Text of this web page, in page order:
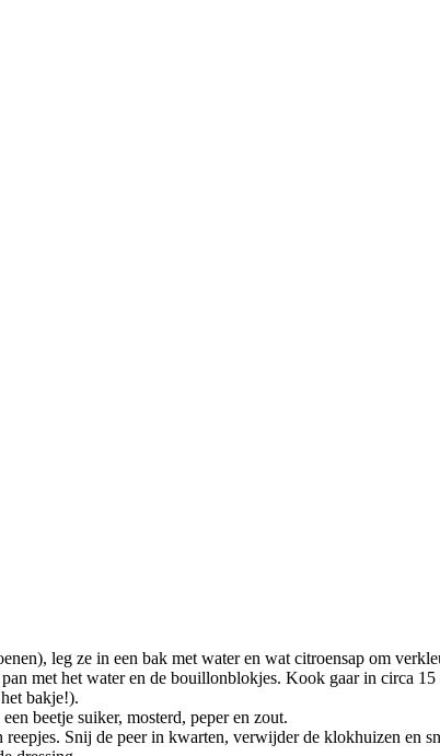
leg ze in een bak met water en wat citroensap om
met het water en de bouillonblokjes. Kook gaar in circa 15
bakje!).
beetje suiker, mosterd, peper en zout.
Snij de peer in kwarten, verwijder de klokhuizen en